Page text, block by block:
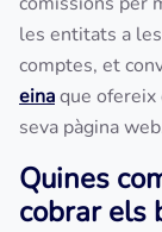
les entitats a
comptes, et
einaque ofereix
seva pàgina
Quines
cobrar els